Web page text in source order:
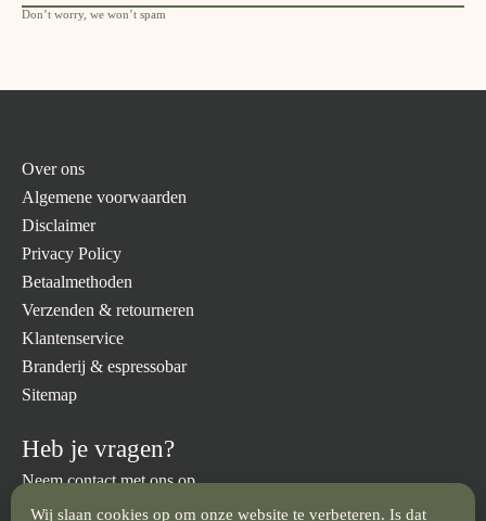
Don’t worry, we won’t spam
Over ons
Algemene voorwaarden
Disclaimer
Privacy Policy
Betaalmethoden
Verzenden & retourneren
Klantenservice
Branderij & espressobar
Sitemap
Heb je vragen?
Neem contact met ons op.
Wij slaan cookies op om onze website te verbeteren. Is dat